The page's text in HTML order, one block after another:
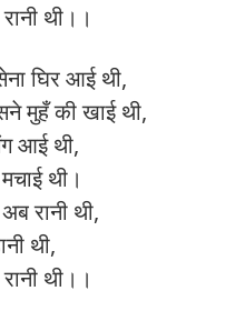
थी।।
घिर आई थी,
मुहँ की खाई थी,
आई थी,
थी।
रानी थी,
थी,
थी।।